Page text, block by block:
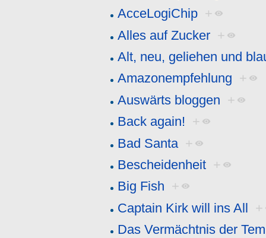
AcceLogiChip +
Alles auf Zucker +
Alt, neu, geliehen und
Amazonempfehlung +
Auswärts bloggen +
Back again! +
Bad Santa +
Bescheidenheit +
Big Fish +
Captain Kirk will ins All +
Das Vermächtnis der